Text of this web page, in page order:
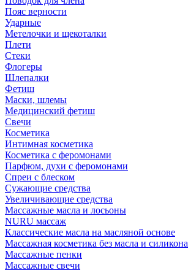
Пояс верности
Ударные
Метелочки и щекоталки
Плети
Стеки
Флогеры
Шлепалки
Фетиш
Маски, шлемы
Медицинский фетиш
Свечи
Косметика
Интимная косметика
Косметика с феромонами
Парфюм, духи с феромонами
Спреи с блеском
Сужающие средства
Увеличивающие средства
Массажные масла и лосьоны
NURU массаж
Классические масла на масляной основе
Массажная косметика без масла и силикона
Массажные пенки
Массажные свечи